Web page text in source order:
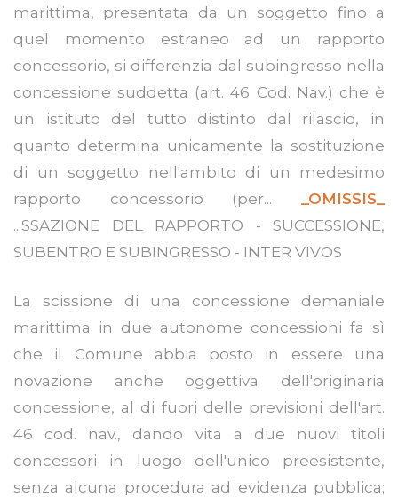
marittima, presentata da un soggetto fino a
quel momento estraneo ad un rapporto
concessorio, si differenzia dal subingresso nella
concessione suddetta (art. 46 Cod. Nav.) che è
un istituto del tutto distinto dal rilascio, in
quanto determina unicamente la sostituzione
di un soggetto nell'ambito di un medesimo
rapporto concessorio (per...
_OMISSIS_
...SSAZIONE DEL RAPPORTO - SUCCESSIONE,
SUBENTRO E SUBINGRESSO - INTER VIVOS
La scissione di una concessione demaniale
marittima in due autonome concessioni fa sì
che il Comune abbia posto in essere una
novazione anche oggettiva dell'originaria
concessione, al di fuori delle previsioni dell'art.
46 cod. nav., dando vita a due nuovi titoli
concessori in luogo dell'unico preesistente,
senza alcuna procedura ad evidenza pubblica;